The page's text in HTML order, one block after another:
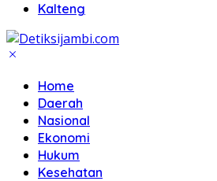
Kalteng
Home
Daerah
Nasional
Ekonomi
Hukum
Kesehatan